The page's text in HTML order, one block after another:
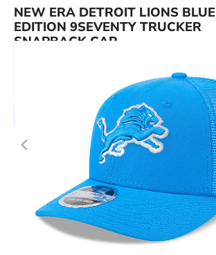
NEW ERA DETROIT LIONS BLUE
EDITION 9SEVENTY TRUCKER
SNAPBACK CAP
Bildergalerie überspringen